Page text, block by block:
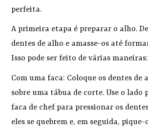
perfeita.
A primeira etapa é preparar o alho.
dentes de alho e amasse-os até
Isso pode ser feito de várias maneiras:
Com uma faca: Coloque os dentes de
sobre uma tábua de corte. Use o lado
faca de chef para pressionar os
eles se quebrem e, em seguida,